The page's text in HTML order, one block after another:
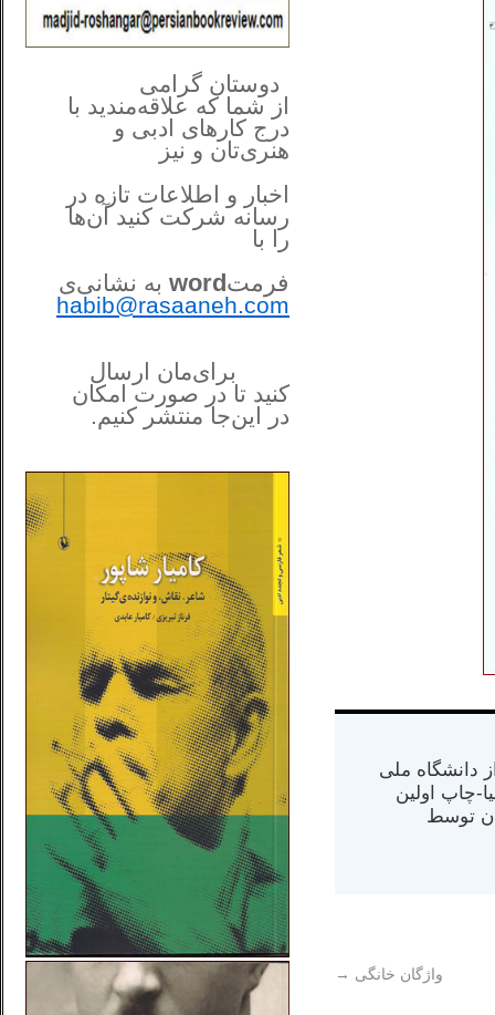
از دانشگاه ملی
در کالیفرنیا-چاپ اولین
در سال ۱۳۸۴ در ایران توسط
واژگان خانگی →
دوستان گرامی
از شما که علاقه‌مندید با
درج کارهای‌ ادبی و
هنری‌تان و نیز
اخبار و اطلاعات تازه در
رسانه شرکت کنید آن‌ها
را با
فرمتword به نشانی‌ی
habib@rasaaneh.com
برای‌مان ارسال
کنید تا در صورت امکان
در این‌جامنتشر کنیم.